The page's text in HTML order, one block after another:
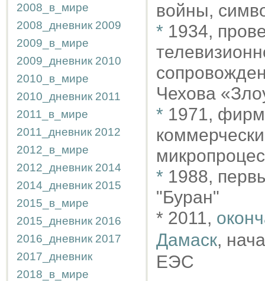
2008_в_мире
2008_дневник 2009
2009_в_мире
2009_дневник 2010
2010_в_мире
2010_дневник 2011
2011_в_мире
2011_дневник 2012
2012_в_мире
2012_дневник 2014
2014_дневник 2015
2015_в_мире
2015_дневник 2016
2016_дневник 2017
2017_дневник
2018_в_мире
войны,
* 1934,
Чехова
* 1971,
* 1988,
"Буран"
* 2011,
Дамаск,
ЕЭС